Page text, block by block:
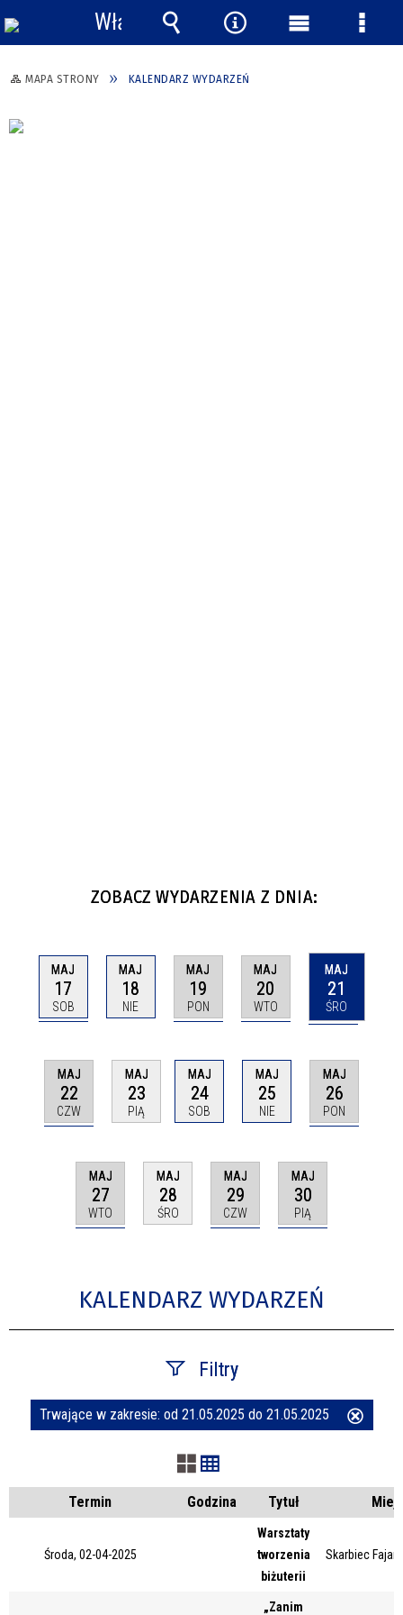
MAPA STRONY KALENDARZ WYDARZEŃ
ZOBACZ WYDARZENIA Z DNIA:
MAJ
17
SOB
MAJ
18
NIE
MAJ
19
PON
MAJ
20
WTO
MAJ
21
ŚRO
MAJ
22
CZW
MAJ
23
PIĄ
MAJ
24
SOB
MAJ
25
NIE
MAJ
26
PON
MAJ
27
WTO
MAJ
28
ŚRO
MAJ
29
CZW
MAJ
30
PIĄ
KALENDARZ WYDARZEŃ
Filtry
Szukana fraza
Kategoria
Trwające w zakresie
Trwające w zakresie: od 21.05.2025 do 21.05.2025
Termin Godzina Tytuł
Środa, 02-04-2025
Warsztaty
tworzenia
biżuterii
Skarbiec
„Zanim
Włącz
powiadomienia
Wyszukiwarka
Narzędzia
Menu Menu